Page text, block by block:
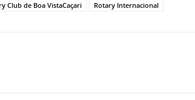
Club de Boa VistaCaçari Rotary Internacional